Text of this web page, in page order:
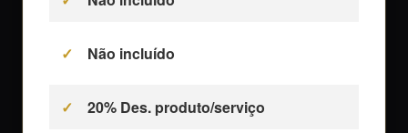
Não incluído
20% Des. produto/serviço